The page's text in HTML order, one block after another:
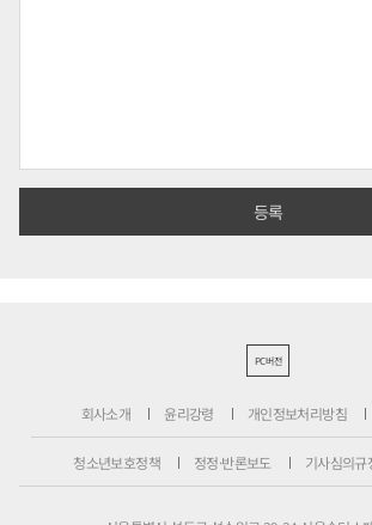
PC버전
회사소개 윤리강령 개인정보처리방침
청소년보호정책 정정·반론보도 기사심의규